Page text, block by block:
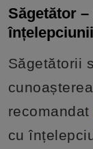
Săgetător
înțelepciunii
Săgetătorii
recomandat
cu